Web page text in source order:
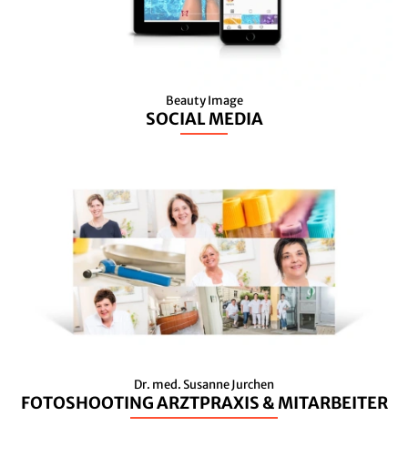
Beauty Image
SOCIAL MEDIA
Dr. med. Susanne Jurchen
FOTOSHOOTING ARZTPRAXIS & MITARBEITER